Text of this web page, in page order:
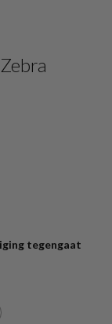
tegengaat